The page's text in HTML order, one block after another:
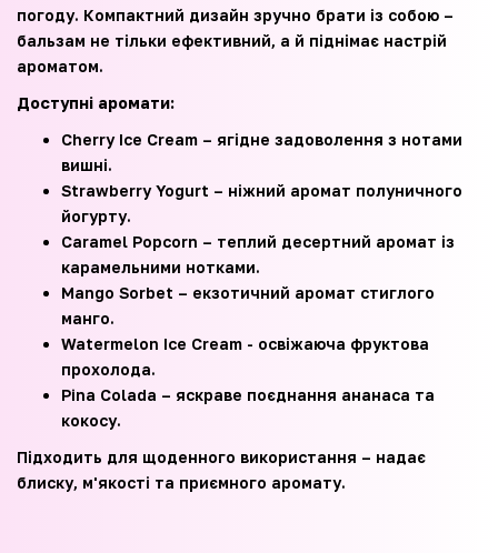
погоду. Компактний дизайн зручно брати із собою –
бальзам не тільки ефективний, а й піднімає настрій
ароматом.
Доступні аромати:
Cherry Ice Cream – ягідне задоволення з нотами
вишні.
Strawberry Yogurt – ніжний аромат полуничного
йогурту.
Caramel Popcorn – теплий десертний аромат із
карамельними нотками.
Mango Sorbet – екзотичний аромат стиглого
манго.
Watermelon Ice Cream - освіжаюча фруктова
прохолода.
Pina Colada – яскраве поєднання ананаса та
кокосу.
Підходить для щоденного використання – надає
блиску, м'якості та приємного аромату.